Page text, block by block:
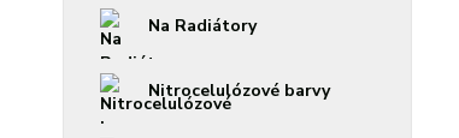
Na Radiátory
Nitrocelulózové barvy